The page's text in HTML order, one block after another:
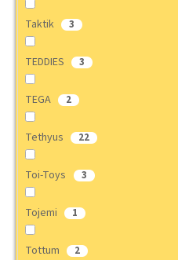
Taktik 3
TEDDIES 3
TEGA 2
Tethyus 22
Toi-Toys 3
Tojemi 1
Tottum 2